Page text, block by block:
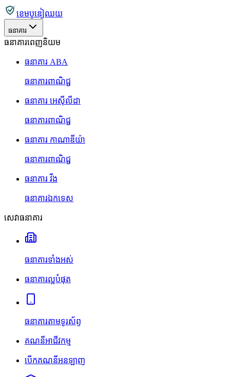
ខេមបូឌៀឈយ
ធនាគារ
ធនាគារពេញនិយម
ធនាគារ ABA
ធនាគារពាណិជ្ជ
ធនាគារ អេស៊ីលីដា
ធនាគារពាណិជ្ជ
ធនាគារ កាណាឌីយ៉ា
ធនាគារពាណិជ្ជ
ធនាគារ វីង
ធនាគារឯកទេស
សេវាធនាគារ
ធនាគារទាំងអស់
ធនាគារល្អបំផុត
ធនាគារតាមទូរស័ព្ទ
គណនីអាជីវកម្ម
បើកគណនីអនឡាញ